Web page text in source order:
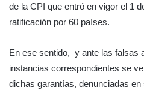
de la CPI que entró en vigor el 1
ratificación por 60 países.
En ese sentido, y ante las falsas
instancias correspondientes se
dichas garantías, denunciadas